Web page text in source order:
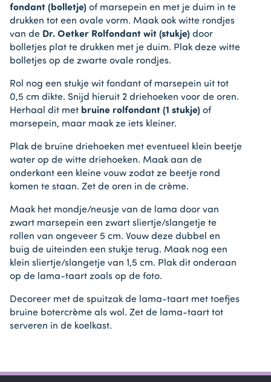
fondant (bolletje) of marsepein en met je duim in te
drukken tot een ovale vorm. Maak ook witte rondjes
van de Dr. Oetker Rolfondant wit (stukje) door
bolletjes plat te drukken met je duim. Plak deze witte
bolletjes op de zwarte ovale rondjes.
Rol nog een stukje wit fondant of marsepein uit tot
0,5 cm dikte. Snijd hieruit 2 driehoeken voor de oren.
Herhaal dit met bruine rolfondant (1 stukje) of
marsepein, maar maak ze iets kleiner.
Plak de bruine driehoeken met eventueel klein beetje
water op de witte driehoeken. Maak aan de
onderkant een kleine vouw zodat ze beetje rond
komen te staan. Zet de oren in de crème.
Maak het mondje/neusje van de lama door van
zwart marsepein een zwart sliertje/slangetje te
rollen van ongeveer 5 cm. Vouw deze dubbel en
buig de uiteinden een stukje terug. Maak nog een
klein sliertje/slangetje van 1,5 cm. Plak dit onderaan
op de lama-taart zoals op de foto.
Decoreer met de spuitzak de lama-taart met toefjes
bruine botercrème als wol. Zet de lama-taart tot
serveren in de koelkast.